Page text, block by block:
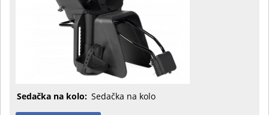
Sedačka na kolo: Sedačka na kolo